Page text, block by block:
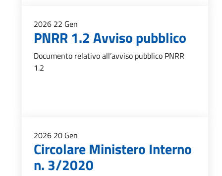
2026 22 Gen
PNRR 1.2 Avviso pubblico
Documento relativo all’avviso pubblico PNRR
1.2
2026 20 Gen
Circolare Ministero Interno
n. 3/2020